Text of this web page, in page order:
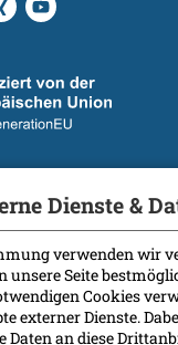
Dienste &
verwenden wir
unsere Seite
Cookies
externer Dienste.
Daten an diese